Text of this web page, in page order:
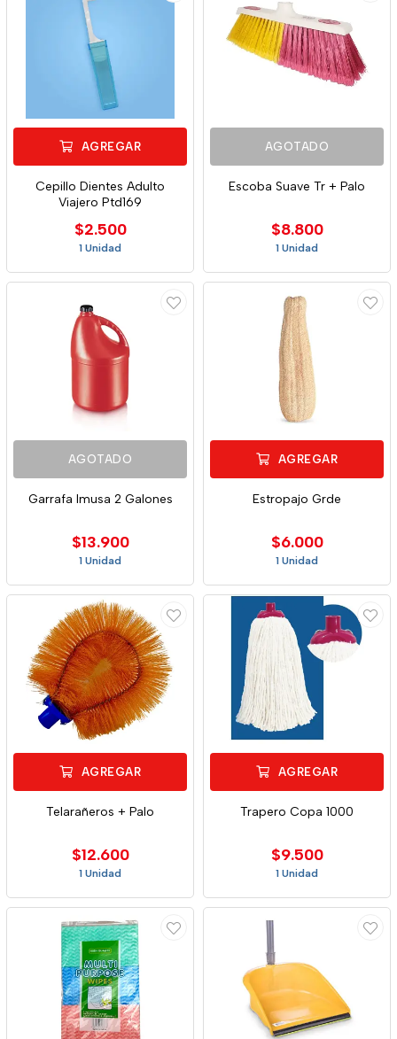
AGREGAR
Cepillo Dientes Adulto
Viajero Ptd169
$2.500
1 Unidad
AGOTADO
Escoba Suave Tr + Palo
$8.800
1 Unidad
AGOTADO
Garrafa Imusa 2 Galones
$13.900
1 Unidad
AGREGAR
Estropajo Grde
$6.000
1 Unidad
AGREGAR
Telarañeros + Palo
$12.600
1 Unidad
AGREGAR
Trapero Copa 1000
$9.500
1 Unidad